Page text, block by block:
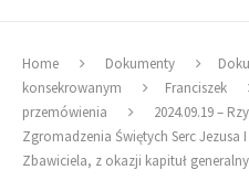
Home Dokumenty
konsekrowanym
Franciszek
przemówienia
2024.09.19 –
Zgromadzenia Świętych Serc Jezusa
Zbawiciela, z okazji kapituł